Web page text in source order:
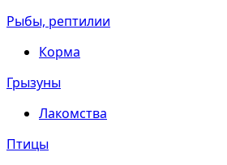
Рыбы, рептилии
Корма
Грызуны
Лакомства
Птицы